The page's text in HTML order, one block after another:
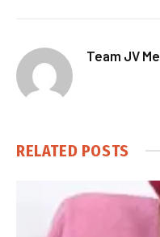
Team JV
RELATED POSTS